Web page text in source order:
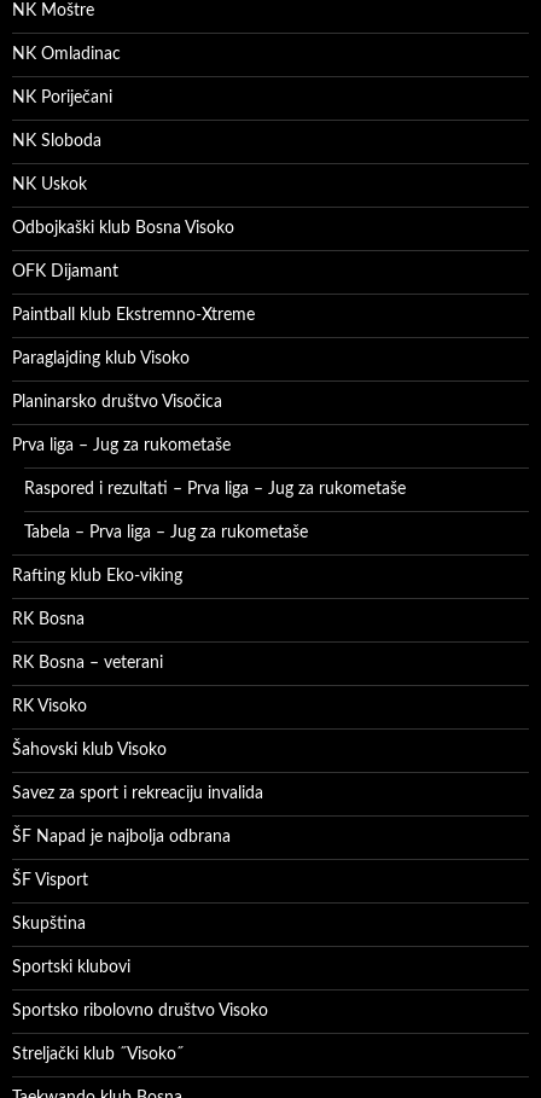
NK Moštre
NK Omladinac
NK Poriječani
NK Sloboda
NK Uskok
Odbojkaški klub Bosna Visoko
OFK Dijamant
Paintball klub Ekstremno-Xtreme
Paraglajding klub Visoko
Planinarsko društvo Visočica
Prva liga – Jug za rukometaše
Raspored i rezultati – Prva liga – Jug za rukometaše
Tabela – Prva liga – Jug za rukometaše
Rafting klub Eko-viking
RK Bosna
RK Bosna – veterani
RK Visoko
Šahovski klub Visoko
Savez za sport i rekreaciju invalida
ŠF Napad je najbolja odbrana
ŠF Visport
Skupština
Sportski klubovi
Sportsko ribolovno društvo Visoko
Streljački klub ˝Visoko˝